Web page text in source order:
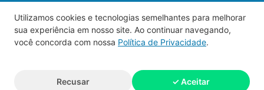
COMÉRCIOS
reservados.
Utilizamos cookies e tecnologias semelhantes para melhorar
sua experiência em nosso site. Ao continuar navegando,
você concorda com nossa Política de Privacidade.
Recusar ✓ Aceitar